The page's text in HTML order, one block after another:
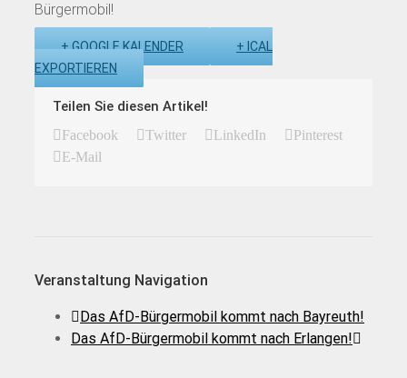
Bürgermobil!
+ GOOGLE KALENDER
+ ICAL
EXPORTIEREN
Teilen Sie diesen Artikel!
Facebook Twitter LinkedIn
Pinterest
E-Mail
Veranstaltung Navigation
Das AfD-Bürgermobil kommt nach Bayreuth!
Das AfD-Bürgermobil kommt nach Erlangen!